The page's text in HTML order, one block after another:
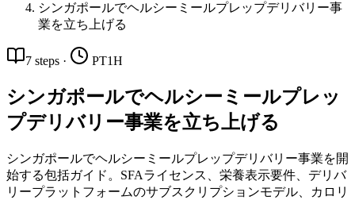
シンガポールでヘルシーミールプレップデリバリー事
業を立ち上げる
7 steps · PT1H
シンガポールでヘルシーミールプレッ
プデリバリー事業を立ち上げる
シンガポールでヘルシーミールプレップデリバリー事業を開
始する包括ガイド。SFAライセンス、栄養表示要件、デリバ
リープラットフォームのサブスクリプションモデル、カロリ